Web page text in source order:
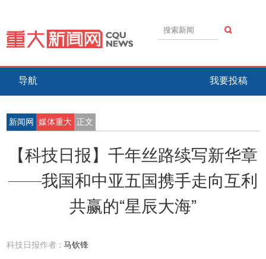
导航 我要投稿
新闻网 媒体重大 正文
【科技日报】千年丝路续写新华章
——我国和中亚五国携手走向互利
共赢的“星辰大海”
科技日报作者 :马钦锋